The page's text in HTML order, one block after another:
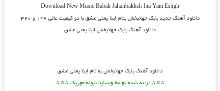
Download New Music Babak Jahanbakhsh Ina Yani Eshgh
دانلود آهنگ جدید بابک جهانبخش بنام اینا یعنی عشقبا دو کیفیت عالی ۱۲۸ و ۳۲۰
دانلود آهنگ بابک جهانبخش اینا یعنی عشق
دانلود آهنگ بابک جهانبخش به نام اینا یعنی عشق
♫♫♫ ارائه شده توسط وبسایت پونه موزیک ♫♫♫